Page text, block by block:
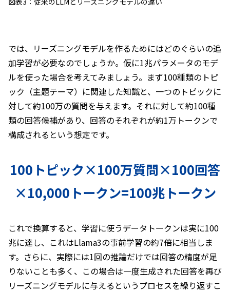
では、リーズニングモデルを作るためにはどのぐらいの追
加学習が必要なのでしょうか。仮に1兆パラメータのモデ
ルを使った場合を考えてみましょう。まず100種類のトピ
ック（主題テーマ）に関連した知識と、一つのトピックに
対して約100万の質問を与えます。それに対して約100種
類の回答候補があり、回答のそれぞれが約1万トークンで
構成されるという想定です。
100トピック×100万質問×100回答
×10,000トークン=100兆トークン
これで換算すると、学習に使うデータトークンは実に100
兆に達し、これはLlama3の事前学習の約7倍に相当しま
す。さらに、実際には1回の推論だけでは回答の精度が足
りないことも多く、この場合は一度生成された回答を再び
リーズニングモデルに与えるというプロセスを繰り返すこ